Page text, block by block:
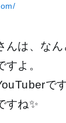
んは、なん
よ。
で
すね✨